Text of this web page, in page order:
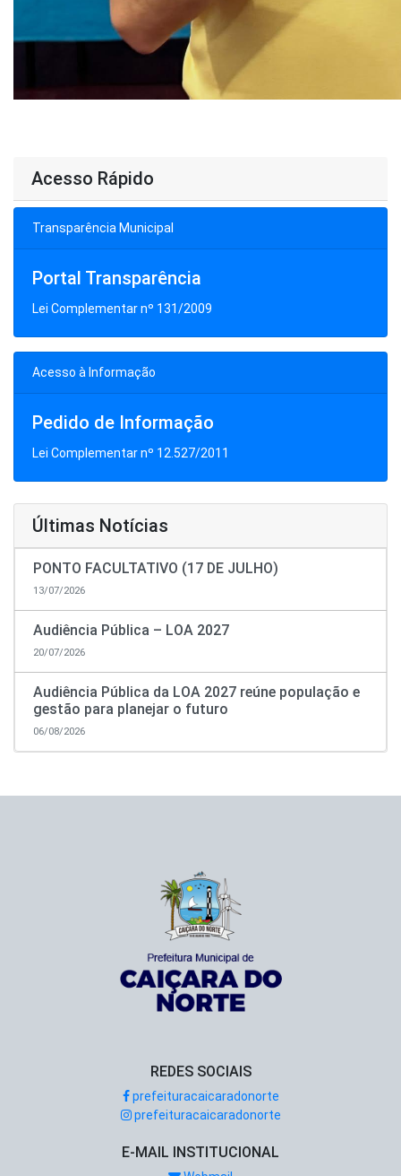
Acesso Rápido
Transparência Municipal
Portal Transparência
Lei Complementar nº 131/2009
Acesso à Informação
Pedido de Informação
Lei Complementar nº 12.527/2011
Últimas Notícias
PONTO FACULTATIVO (17 DE JULHO)
13/07/2026
Audiência Pública – LOA 2027
20/07/2026
Audiência Pública da LOA 2027 reúne população e
gestão para planejar o futuro
06/08/2026
REDES SOCIAIS
prefeituracaicaradonorte
prefeituracaicaradonorte
E-MAIL INSTITUCIONAL